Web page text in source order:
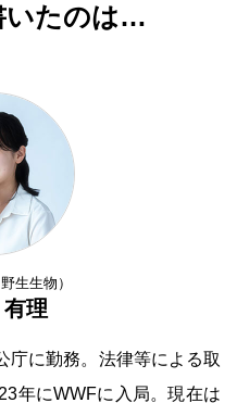
いたのは…
生生物）
理
庁に勤務。法律等による取
年にWWFに入局。現在は